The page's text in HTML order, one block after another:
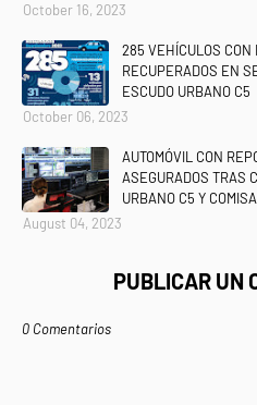
October 16, 2023
285 VEHÍCULOS CON
RECUPERADOS EN
ESCUDO URBANO C5
October 06, 2023
AUTOMÓVIL CON
ASEGURADOS TRAS
URBANO C5 Y
August 04, 2023
PUBLICAR UN
0 Comentarios